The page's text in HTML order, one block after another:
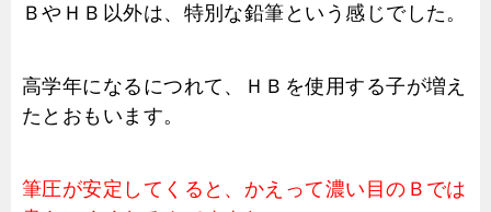
ＢやＨＢ以外は、特別な鉛筆という感じでした。
高学年になるにつれて、ＨＢを使用する子が増え
たとおもいます。
筆圧が安定してくると、かえって濃い目のＢでは